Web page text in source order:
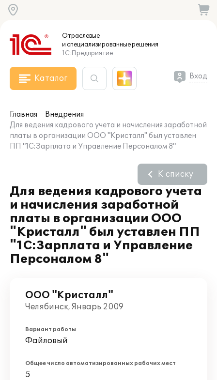
Отраслевые
и специализированныерешения
1С:Предприятие
Каталог Вход
Главная
Внедрения
Для ведения кадрового учета и начисления заработной
платы в организации ООО "Кристалл" был уставлен
ПП "1С:Зарплата и Управление Персоналом 8"
Для ведения кадрового учета
и начисления заработной
платы в организации ООО
"Кристалл" был уставлен ПП
"1С:Зарплата и Управление
Персоналом 8"
К списку
ООО "Кристалл"
Челябинск, Январь 2009
Вариант работы
Файловый
Общее число автоматизированных рабочих мест
5